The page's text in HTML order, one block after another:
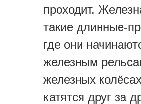
проходит.
такие длинные-
где они
железным
железных
катятся друг за